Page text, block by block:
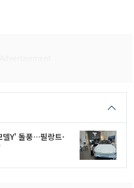
Y' 돌풍…필랑트·